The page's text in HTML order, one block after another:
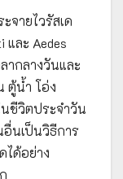
จายไวรัสเด
และ Aedes
ากลางวันและ
ตู้น้ำ โอ่ง
ชีวิตประจำวัน
นเป็นวิธีการ
ได้อย่าง